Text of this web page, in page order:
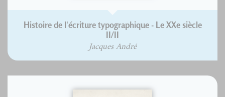
Histoire de l'écriture typographique - Le XXe siècle
II/II
Jacques André